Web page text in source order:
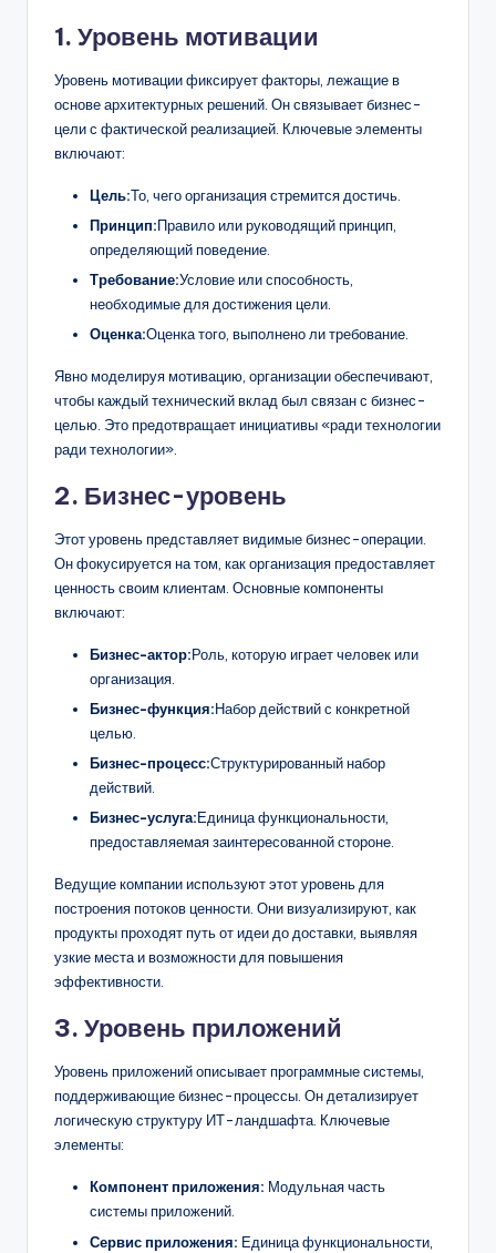
1. Уровень мотивации
Уровень мотивации фиксирует факторы, лежащие в
основе архитектурных решений. Он связывает бизнес-
цели с фактической реализацией. Ключевые элементы
включают:
Цель:То, чего организация стремится достичь.
Принцип:Правило или руководящий принцип,
определяющий поведение.
Требование:Условие или способность,
необходимые для достижения цели.
Оценка:Оценка того, выполнено ли требование.
Явно моделируя мотивацию, организации обеспечивают,
чтобы каждый технический вклад был связан с бизнес-
целью. Это предотвращает инициативы «ради технологии
ради технологии».
2. Бизнес-уровень
Этот уровень представляет видимые бизнес-операции.
Он фокусируется на том, как организация предоставляет
ценность своим клиентам. Основные компоненты
включают:
Бизнес-актор:Роль, которую играет человек или
организация.
Бизнес-функция:Набор действий с конкретной
целью.
Бизнес-процесс:Структурированный набор
действий.
Бизнес-услуга:Единица функциональности,
предоставляемая заинтересованной стороне.
Ведущие компании используют этот уровень для
построения потоков ценности. Они визуализируют, как
продукты проходят путь от идеи до доставки, выявляя
узкие места и возможности для повышения
эффективности.
3. Уровень приложений
Уровень приложений описывает программные системы,
поддерживающие бизнес-процессы. Он детализирует
логическую структуру ИТ-ландшафта. Ключевые
элементы:
Компонент приложения: Модульная часть
системы приложений.
Сервис приложения: Единица функциональности,